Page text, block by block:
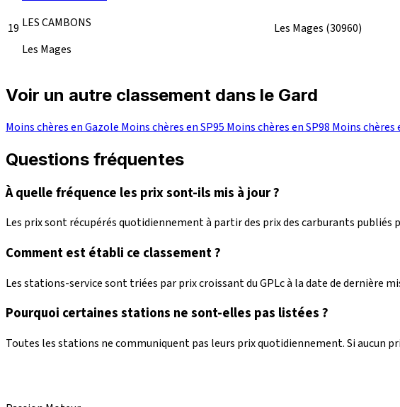
19 LES CAMBONS
Les Mages
Les Mages (30960)
Voir un autre classement dans le Gard
Moins chères en Gazole Moins chères en SP95 Moins chères en SP98 Moins chères
Questions fréquentes
À quelle fréquence les prix sont-ils mis à jour ?
Les prix sont récupérés quotidiennement à partir des prix des carburants publiés
Comment est établi ce classement ?
Les stations-service sont triées par prix croissant du GPLc à la date de dernière
Pourquoi certaines stations ne sont-elles pas listées ?
Toutes les stations ne communiquent pas leurs prix quotidiennement. Si aucun